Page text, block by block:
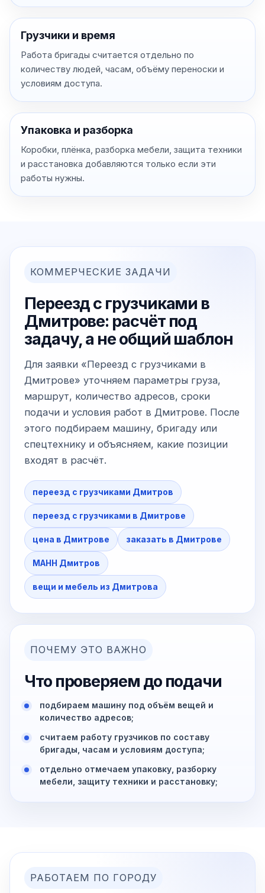
Грузчики и время
Работа бригады считается отдельно по
количеству людей, часам, объёму переноски и
условиям доступа.
Упаковка и разборка
Коробки, плёнка, разборка мебели, защита техники
и расстановка добавляются только если эти
работы нужны.
КОММЕРЧЕСКИЕ ЗАДАЧИ
Переезд с грузчиками в
Дмитрове: расчёт под
задачу, а не общий шаблон
Для заявки «Переезд с грузчиками в
Дмитрове» уточняем параметры груза,
маршрут, количество адресов, сроки
подачи и условия работ в Дмитрове. После
этого подбираем машину, бригаду или
спецтехнику и объясняем, какие позиции
входят в расчёт.
переезд с грузчиками Дмитров
переезд с грузчиками в Дмитрове
цена в Дмитрове заказать в Дмитрове
МАНН Дмитров
вещи и мебель из Дмитрова
ПОЧЕМУ ЭТО ВАЖНО
Что проверяем до подачи
подбираем машину под объём вещей и
количество адресов;
считаем работу грузчиков по составу
бригады, часам и условиям доступа;
отдельно отмечаем упаковку, разборку
мебели, защиту техники и расстановку;
РАБОТАЕМ ПО ГОРОДУ